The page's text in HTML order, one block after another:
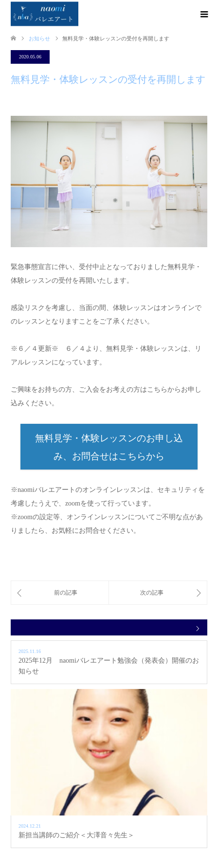
お知らせ 無料見学・体験レッスンの受付を再開します
2020.05.06
無料見学・体験レッスンの受付を再開します
緊急事態宣言に伴い、受付中止となっておりました無料見学・
体験レッスンの受付を再開いたします。
感染リスクを考慮し、当面の間、体験レッスンはオンラインで
のレッスンとなりますことをご了承ください。
※６／４更新※ ６／４より、無料見学・体験レッスンは、リ
アルレッスンになっています。
ご興味をお持ちの方、ご入会をお考えの方はこちらからお申し
込みください。
無料見学・体験レッスンのお申し込
み、お問合せはこちらから
※naomiバレエアートのオンラインレッスンは、セキュリティを
考慮したうえで、zoomを使って行っています。
※zoomの設定等、オンラインレッスンについてご不明な点があ
りましたら、お気軽にお問合せください。
2025.11.16
2025年12月 naomiバレエアート勉強会（発表会）開催のお
知らせ
2024.12.21
新担当講師のご紹介＜大澤音々先生＞